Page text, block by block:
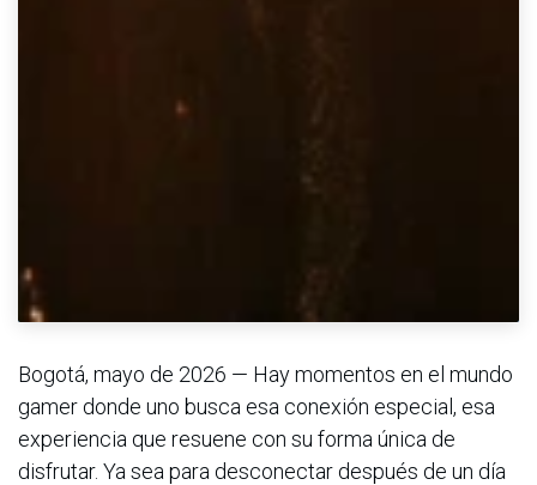
Bogotá, mayo de 2026 — Hay momentos en el mundo
gamer donde uno busca esa conexión especial, esa
experiencia que resuene con su forma única de
disfrutar. Ya sea para desconectar después de un día